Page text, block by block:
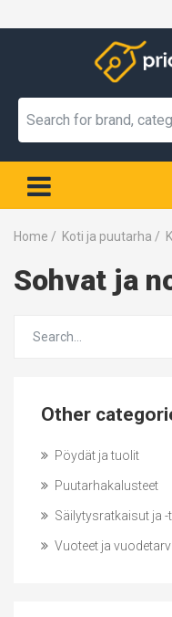
Home / Koti ja puutarha /
Sohvat ja
Other
Pöydät ja tuolit
Puutarhakalusteet
Säilytysratkaisut ja -
Vuoteet ja